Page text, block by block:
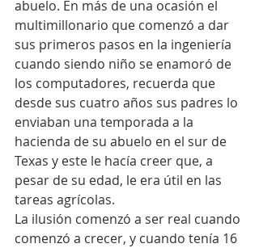
abuelo. En más de una ocasión el
multimillonario que comenzó a dar
sus primeros pasos en la ingeniería
cuando siendo niño se enamoró de
los computadores, recuerda que
desde sus cuatro años sus padres lo
enviaban una temporada a la
hacienda de su abuelo en el sur de
Texas y este le hacía creer que, a
pesar de su edad, le era útil en las
tareas agrícolas.
La ilusión comenzó a ser real cuando
comenzó a crecer, y cuando tenía 16